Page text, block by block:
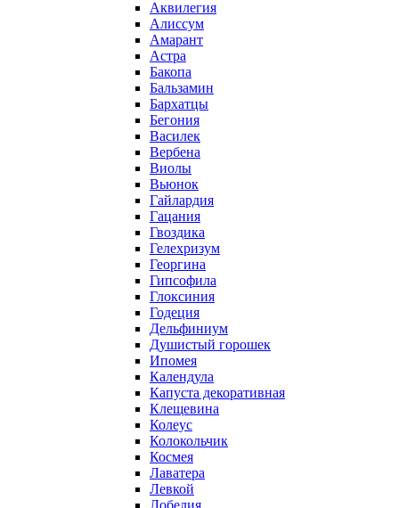
Аквилегия
Алиссум
Амарант
Астра
Бакопа
Бальзамин
Бархатцы
Бегония
Василек
Вербена
Виолы
Вьюнок
Гайлардия
Гацания
Гвоздика
Гелехризум
Георгина
Гипсофила
Глоксиния
Годеция
Дельфиниум
Душистый горошек
Ипомея
Календула
Капуста декоративная
Клещевина
Колеус
Колокольчик
Космея
Лаватера
Левкой